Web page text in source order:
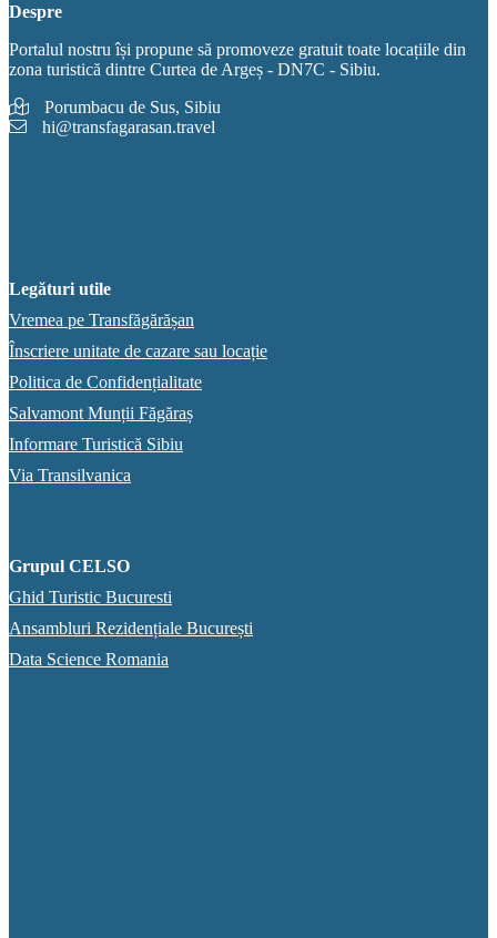
Despre
Portalul nostru își propune să promoveze gratuit toate locațiile din
zona turistică dintre Curtea de Argeș - DN7C - Sibiu.
Porumbacu de Sus, Sibiu
hi@transfagarasan.travel
Legături utile
Vremea pe Transfăgărășan
Înscriere unitate de cazare sau locație
Politica de Confidențialitate
Salvamont Munții Făgăraș
Informare Turistică Sibiu
Via Transilvanica
Grupul CELSO
Ghid Turistic Bucuresti
Ansambluri Rezidențiale București
Data Science Romania